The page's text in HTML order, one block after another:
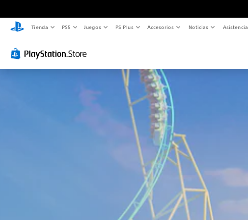
Tienda PS5 Juegos PS Plus Accesorios Noticias Asistencia